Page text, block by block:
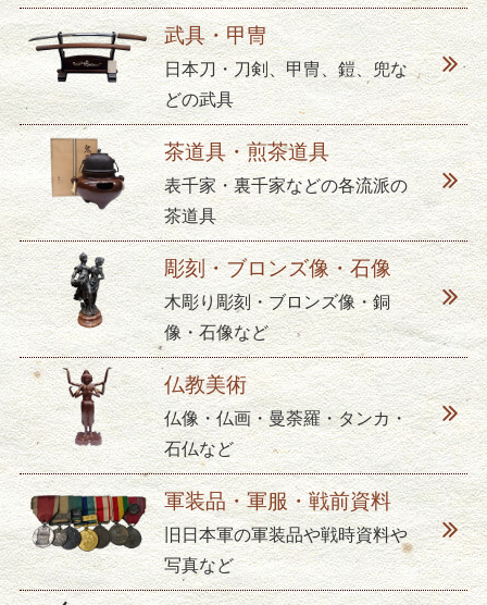
武具・甲冑
日本刀・刀剣、甲冑、鎧、兜な
どの武具
茶道具・煎茶道具
表千家・裏千家などの各流派の
茶道具
彫刻・ブロンズ像・石像
木彫り彫刻・ブロンズ像・銅
像・石像など
仏教美術
仏像・仏画・曼荼羅・タンカ・
石仏など
軍装品・軍服・戦前資料
旧日本軍の軍装品や戦時資料や
写真など